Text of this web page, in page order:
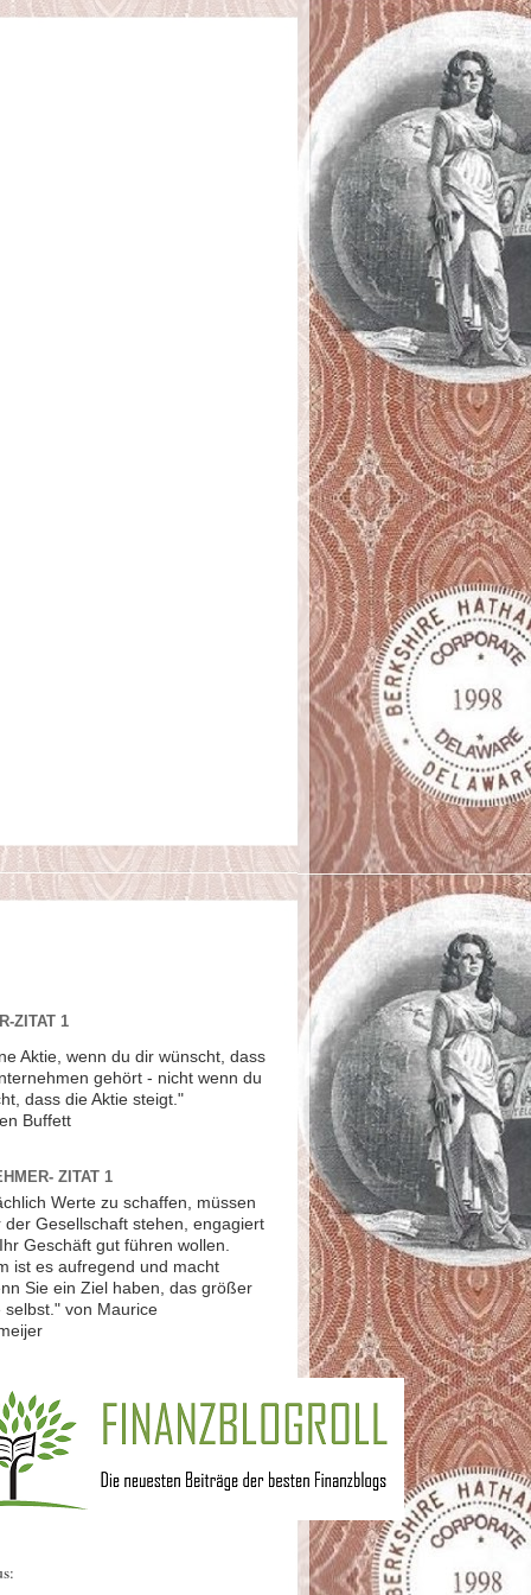
ZITAT 1
Aktie, wenn du dir wünscht, dass
gehört - nicht wenn du
dass die Aktie steigt."
Buffett
ZITAT 1
Werte zu schaffen, müssen
der Gesellschaft stehen, engagiert
Geschäft gut führen wollen.
ist es aufregend und macht
Sie ein Ziel haben, das größer
selbst." von Maurice